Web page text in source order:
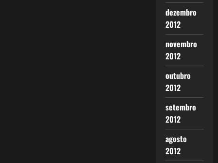
dezembro
2012
novembro
2012
outubro
2012
setembro
2012
agosto
2012